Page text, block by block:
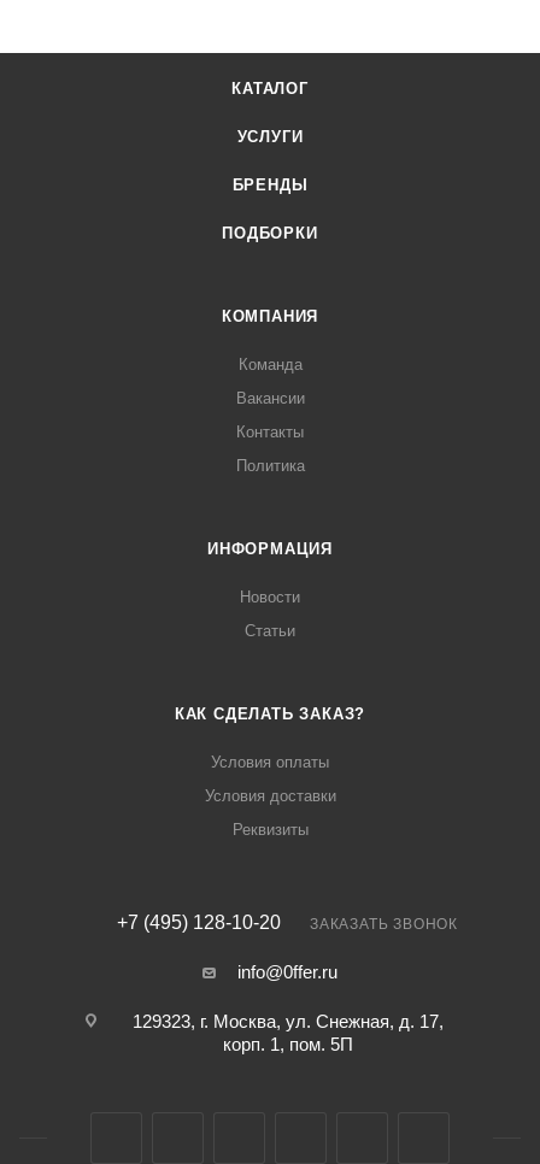
КАТАЛОГ
УСЛУГИ
БРЕНДЫ
ПОДБОРКИ
КОМПАНИЯ
Команда
Вакансии
Контакты
Политика
ИНФОРМАЦИЯ
Новости
Статьи
КАК СДЕЛАТЬ ЗАКАЗ?
Условия оплаты
Условия доставки
Реквизиты
+7 (495) 128-10-20 ЗАКАЗАТЬ ЗВОНОК
info@0ffer.ru
129323, г. Москва, ул. Снежная, д. 17,
корп. 1, пом. 5П